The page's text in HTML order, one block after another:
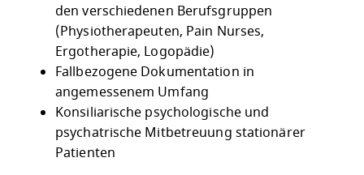
den verschiedenen Berufsgruppen
(Physiotherapeuten, Pain Nurses,
Ergotherapie, Logopädie)
Fallbezogene Dokumentation in
angemessenem Umfang
Konsiliarische psychologische und
psychatrische Mitbetreuung stationärer
Patienten